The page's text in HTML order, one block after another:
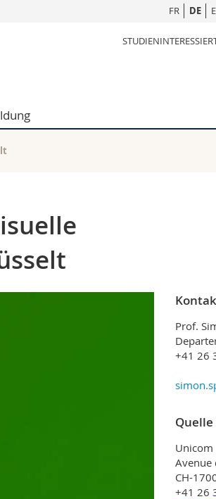
Mitarbeitende
FR DE
Prof.
+41 26
Quelle
Avenue
CH-
+41 26